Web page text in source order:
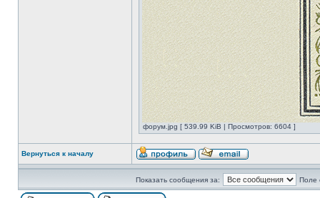
форум.jpg [ 539.99 KiB | Просмотров: 6604 ]
Вернуться к началу
Показать сообщения за: Поле